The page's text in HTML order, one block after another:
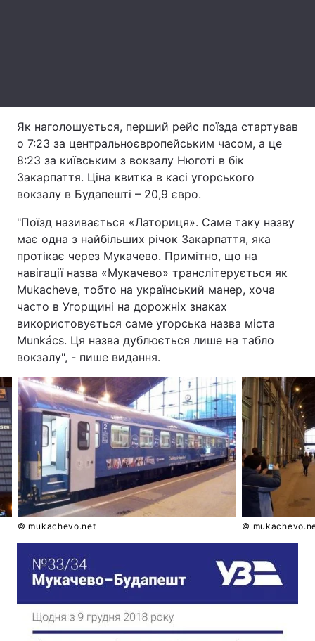
Архів Вакансії
Контакти
Тема оформлення
Як наголошується, перший рейс поїзда стартував
о 7:23 за центральноєвропейським часом, а це
8:23 за київським з вокзалу Нюготі в бік
Закарпаття. Ціна квитка в касі угорського
вокзалу в Будапешті – 20,9 євро.
"Поїзд називається «Латориця». Саме таку назву
має одна з найбільших річок Закарпаття, яка
протікає через Мукачево. Примітно, що на
навігації назва «Мукачево» транслітерується як
Mukacheve, тобто на український манер, хоча
часто в Угорщині на дорожніх знаках
використовується саме угорська назва міста
Munkács. Ця назва дублюється лише на табло
вокзалу", - пише видання.
© mukachevo.net ©